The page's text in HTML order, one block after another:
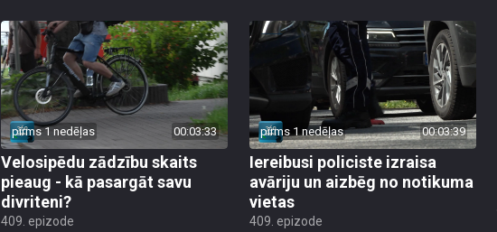
pirms 1 nedēļas 00:03:33
Velosipēdu zādzību skaits
pieaug - kā pasargāt savu
divriteni?
409. epizode
pirms 1 nedēļas 00:03:39
Iereibusi policiste izraisa
avāriju un aizbēg no notikuma
vietas
409. epizode